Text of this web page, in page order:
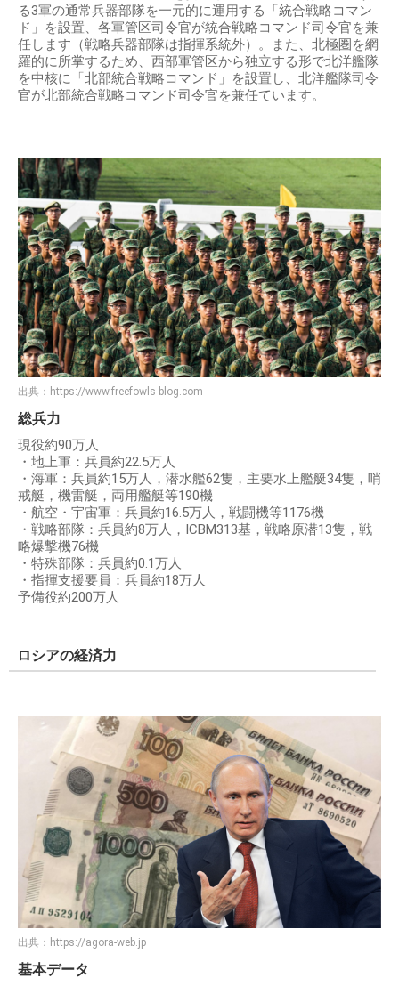
る3軍の通常兵器部隊を一元的に運用する「統合戦略コマン
ド」を設置、各軍管区司令官が統合戦略コマンド司令官を兼
任します（戦略兵器部隊は指揮系統外）。また、北極圏を網
羅的に所掌するため、西部軍管区から独立する形で北洋艦隊
を中核に「北部統合戦略コマンド」を設置し、北洋艦隊司令
官が北部統合戦略コマンド司令官を兼任ています。
出典： https://www.freefowls-blog.com
総兵力
現役約90万人
・地上軍：兵員約22.5万人
・海軍：兵員約15万人，潜水艦62隻，主要水上艦艇34隻，哨
戒艇，機雷艇，両用艦艇等190機
・航空・宇宙軍：兵員約16.5万人，戦闘機等1176機
・戦略部隊：兵員約8万人，ICBM313基，戦略原潜13隻，戦
略爆撃機76機
・特殊部隊：兵員約0.1万人
・指揮支援要員：兵員約18万人
予備役約200万人
ロシアの経済力
出典： https://agora-web.jp
基本データ